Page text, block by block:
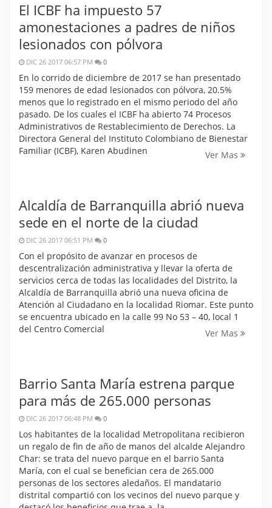
El ICBF ha impuesto 57
amonestaciones a padres de niños
lesionados con pólvora
DIC 26 2017 06:57 PM 0
En lo corrido de diciembre de 2017 se han presentado
159 menores de edad lesionados con pólvora, 20.5%
menos que lo registrado en el mismo periodo del año
pasado. De los cuales el ICBF ha abierto 74 Procesos
Administrativos de Restablecimiento de Derechos. La
Directora General del Instituto Colombiano de Bienestar
Familiar (ICBF), Karen Abudinen
Ver Mas
Alcaldía de Barranquilla abrió nueva
sede en el norte de la ciudad
DIC 26 2017 06:51 PM 0
Con el propósito de avanzar en procesos de
descentralización administrativa y llevar la oferta de
servicios cerca de todas las localidades del Distrito, la
Alcaldía de Barranquilla abrió una nueva oficina de
Atención al Ciudadano en la localidad Riomar. Este punto
se encuentra ubicado en la calle 99 No 53 – 40, local 1
del Centro Comercial
Ver Mas
Barrio Santa María estrena parque
para más de 265.000 personas
DIC 26 2017 06:48 PM 0
Los habitantes de la localidad Metropolitana recibieron
un regalo de fin de año de manos del alcalde Alejandro
Char: se trata del nuevo parque en el barrio Santa
María, con el cual se benefician cera de 265.000
personas de los sectores aledaños. El mandatario
distrital compartió con los vecinos del nuevo parque y